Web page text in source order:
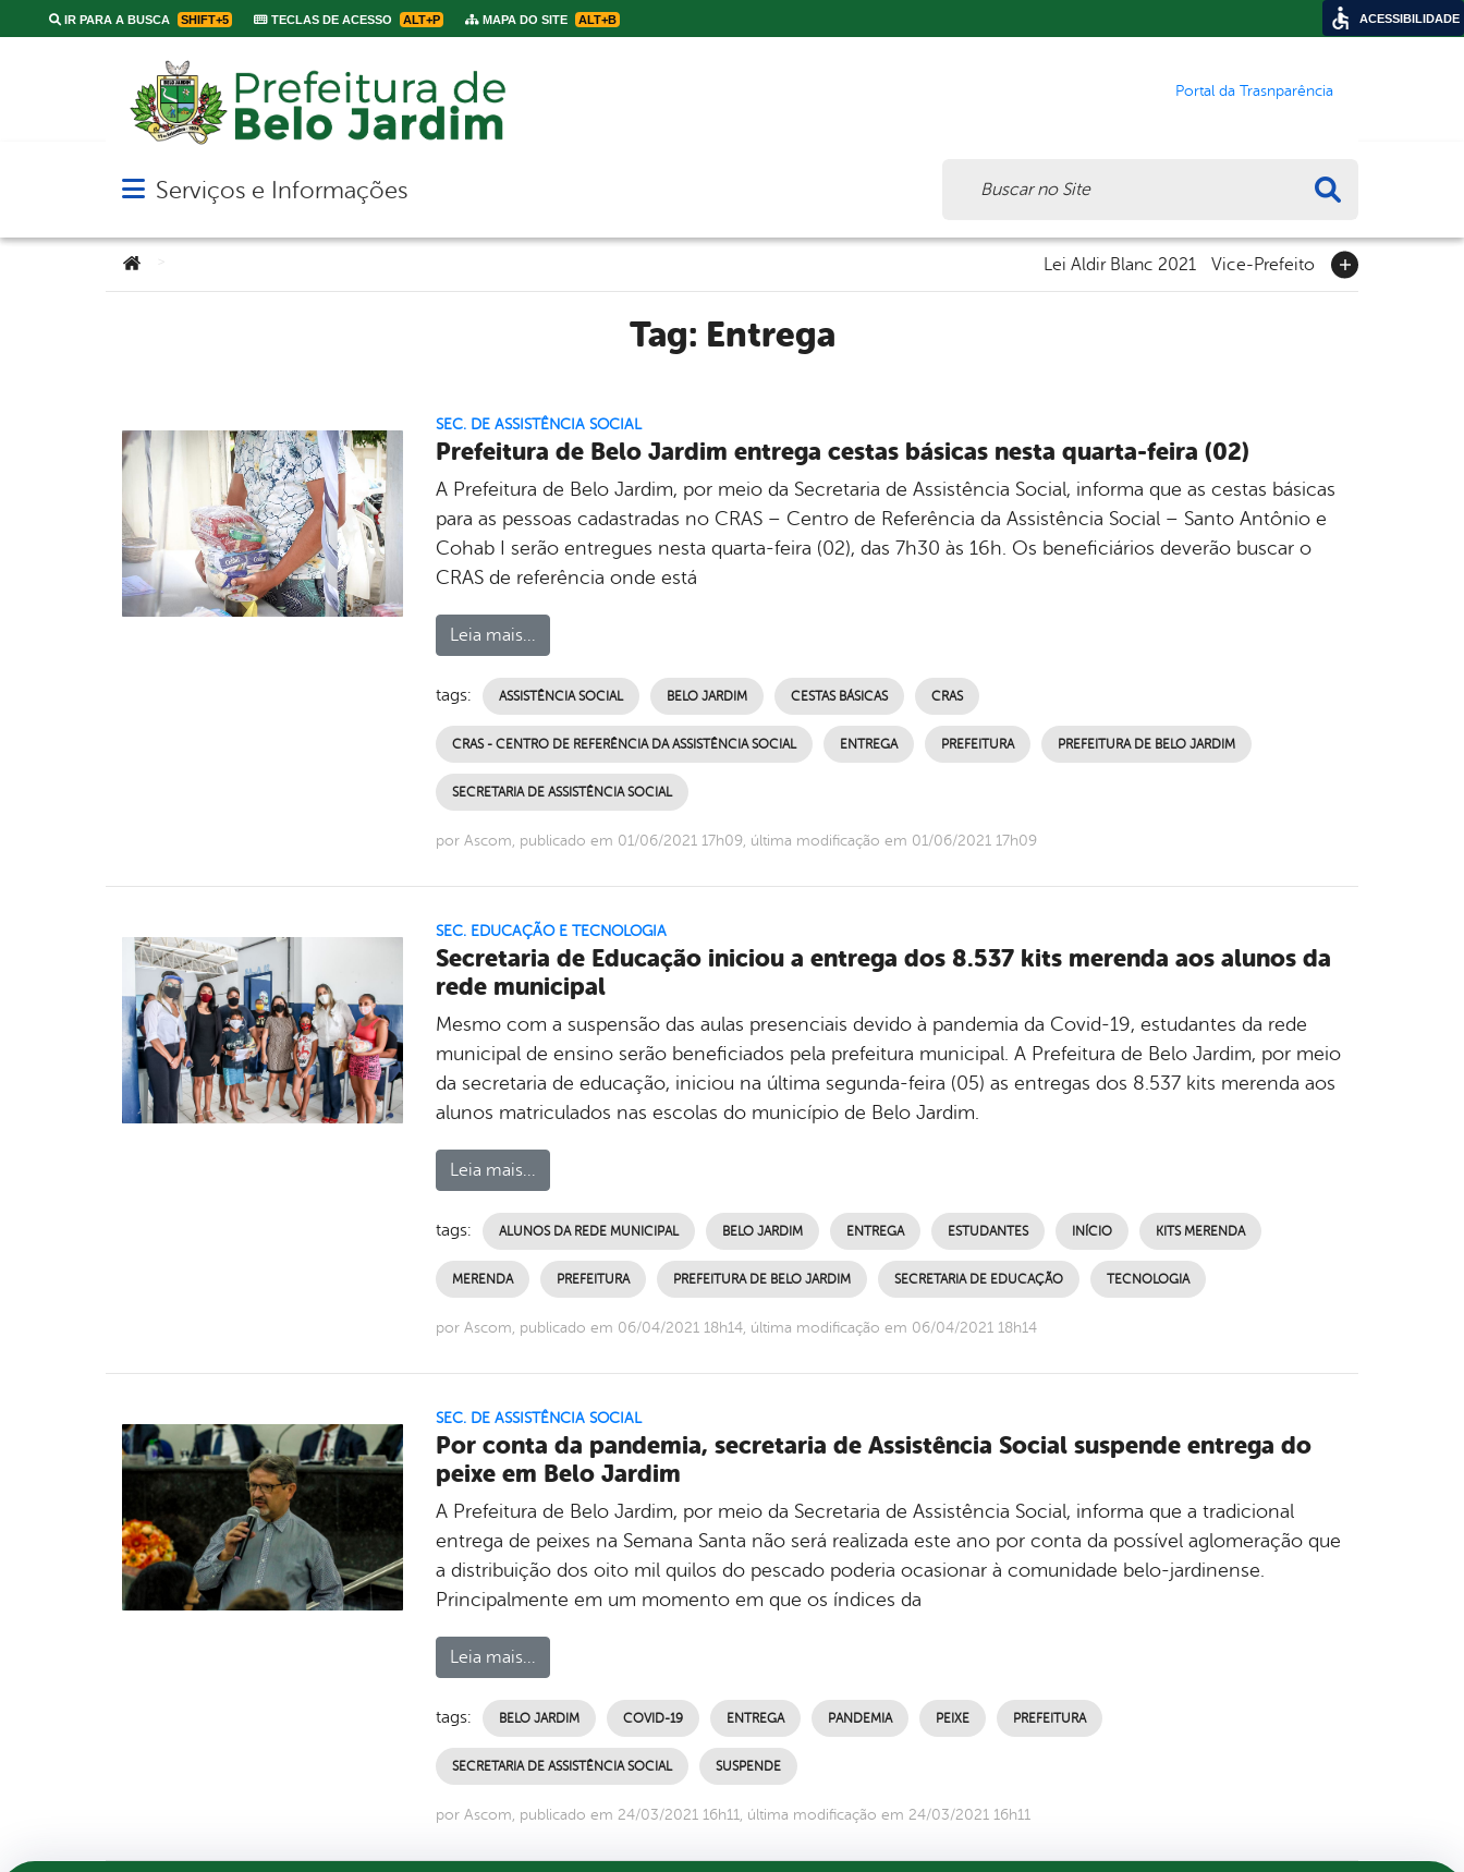
IR PARA A BUSCA SHIFT+5 TECLAS DE ACESSO ALT+P MAPA DO SITE ALT+B
Portal da Trasnparência
Abrir menu principal de navegação
Serviços e Informações
Você está aqui: Lei Aldir Blanc 2021 Vice-Prefeito
Tag: Entrega
SEC. DE ASSISTÊNCIA SOCIAL
Prefeitura de Belo Jardim entrega cestas básicas nesta quarta-feira (02)
A Prefeitura de Belo Jardim, por meio da Secretaria de Assistência Social, informa que as cestas básicas
para as pessoas cadastradas no CRAS – Centro de Referência da Assistência Social – Santo Antônio e
Cohab I serão entregues nesta quarta-feira (02), das 7h30 às 16h. Os beneficiários deverão buscar o
CRAS de referência onde está
Leia mais...
tags: ASSISTÊNCIA SOCIAL BELO JARDIM CESTAS BÁSICAS CRAS
CRAS - CENTRO DE REFERÊNCIA DA ASSISTÊNCIA SOCIAL ENTREGA PREFEITURA PREFEITURA DE BELO JARDIM
SECRETARIA DE ASSISTÊNCIA SOCIAL
por Ascom, publicado em 01/06/2021 17h09, última modificação em 01/06/2021 17h09
SEC. EDUCAÇÃO E TECNOLOGIA
Secretaria de Educação iniciou a entrega dos 8.537 kits merenda aos alunos da
rede municipal
Mesmo com a suspensão das aulas presenciais devido à pandemia da Covid-19, estudantes da rede
municipal de ensino serão beneficiados pela prefeitura municipal. A Prefeitura de Belo Jardim, por meio
da secretaria de educação, iniciou na última segunda-feira (05) as entregas dos 8.537 kits merenda aos
alunos matriculados nas escolas do município de Belo Jardim.
Leia mais...
tags: ALUNOS DA REDE MUNICIPAL BELO JARDIM ENTREGA ESTUDANTES INÍCIO KITS MERENDA
MERENDA PREFEITURA PREFEITURA DE BELO JARDIM SECRETARIA DE EDUCAÇÃO TECNOLOGIA
por Ascom, publicado em 06/04/2021 18h14, última modificação em 06/04/2021 18h14
SEC. DE ASSISTÊNCIA SOCIAL
Por conta da pandemia, secretaria de Assistência Social suspende entrega do
peixe em Belo Jardim
A Prefeitura de Belo Jardim, por meio da Secretaria de Assistência Social, informa que a tradicional
entrega de peixes na Semana Santa não será realizada este ano por conta da possível aglomeração que
a distribuição dos oito mil quilos do pescado poderia ocasionar à comunidade belo-jardinense.
Principalmente em um momento em que os índices da
Leia mais...
tags: BELO JARDIM COVID-19 ENTREGA PANDEMIA PEIXE PREFEITURA
SECRETARIA DE ASSISTÊNCIA SOCIAL SUSPENDE
por Ascom, publicado em 24/03/2021 16h11, última modificação em 24/03/2021 16h11
ACESSIBILIDADE